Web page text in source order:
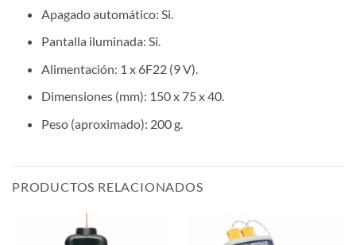
Apagado automático: Si.
Pantalla iluminada: Si.
Alimentación: 1 x 6F22 (9 V).
Dimensiones (mm): 150 x 75 x 40.
Peso (aproximado): 200 g.
PRODUCTOS RELACIONADOS